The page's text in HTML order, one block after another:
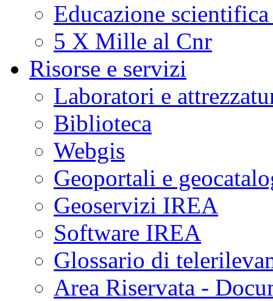
Educazione
5 X Mille al Cnr
Risorse e servizi
Laboratori e
Biblioteca
Webgis
Geoportali e
Geoservizi IREA
Software IREA
Glossario di
Area Riservata -